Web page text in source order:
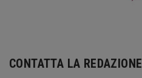
CONTATTA LA REDAZIONE